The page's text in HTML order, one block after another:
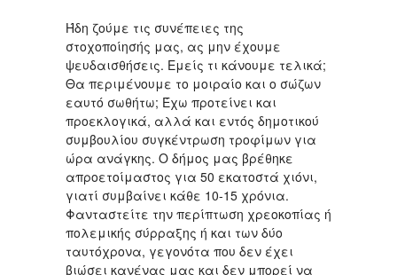
Ήδη ζούμε τις συνέπειες της
στοχοποίησής μας, ας μην έχουμε
ψευδαισθήσεις. Εμείς τι κάνουμε τελικά;
Θα περιμένουμε το μοιραίο και ο σώζων
εαυτό σωθήτω; Έχω προτείνει και
προεκλογικά, αλλά και εντός δημοτικού
συμβουλίου συγκέντρωση τροφίμων για
ώρα ανάγκης. Ο δήμος μας βρέθηκε
απροετοίμαστος για 50 εκατοστά χιόνι,
γιατί συμβαίνει κάθε 10-15 χρόνια.
Φανταστείτε την περίπτωση χρεοκοπίας ή
πολεμικής σύρραξης ή και των δύο
ταυτόχρονα, γεγονότα που δεν έχει
βιώσει κανένας μας και δεν μπορεί να